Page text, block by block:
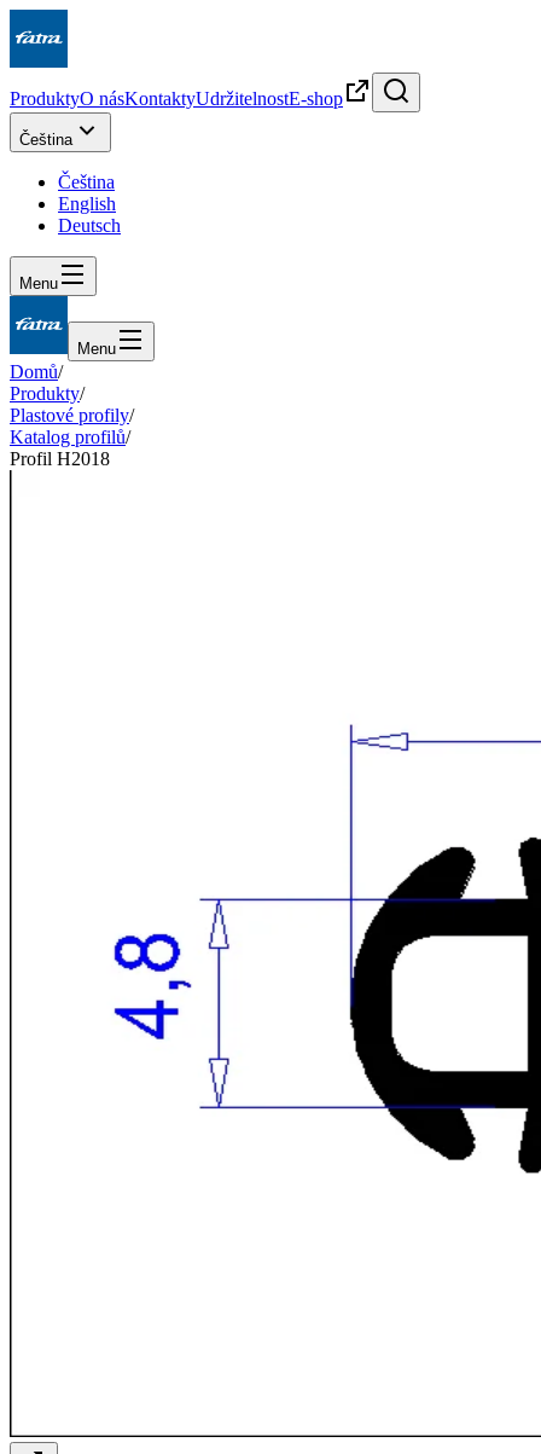
ProduktyO násKontaktyUdržitelnostE-shop
Čeština
Čeština
English
Deutsch
Menu
Menu
Domů/
Produkty/
Plastové profily/
Katalog profilů/
Profil H2018